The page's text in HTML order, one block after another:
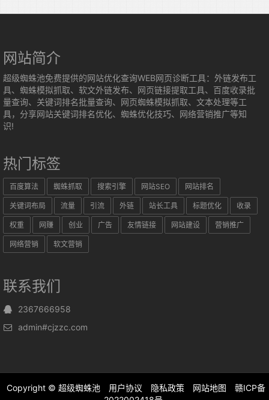
网站简介
超级蜘蛛池免费提供的网站优化查询WEB网页诊断工具：外链发布工
具、蜘蛛模拟抓取、软文外链发布、网页链接提取工具、百度收录批
量查询、关键词排名批量查询、网页蜘蛛模拟抓取、文本处理等工
具，分享网站关键词排名优化、蜘蛛优化技巧、网络营销推广等知
识!
热门标签
百度算法 蜘蛛抓取 搜索引擎 网站SEO 网站排名
关键词布局 流量 引流 外链 站长工具 标题优化 收录
权重 网赚 创业 广告 友情链接 网站建设 营销推广
网络营销 软文营销
联系我们
2367666958
admin#cjzzc.com
Copyright © 超级蜘蛛池 用户协议 隐私政策 网站地图
赣ICP备